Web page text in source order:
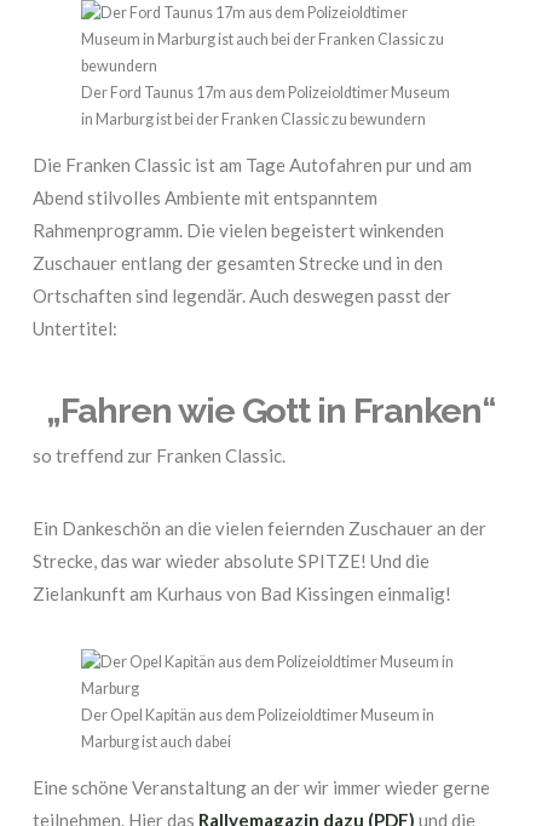
Der Ford Taunus 17m aus dem Polizeioldtimer Museum
in Marburg ist bei der Franken Classic zu bewundern
Die Franken Classic ist am Tage Autofahren pur und am
Abend stilvolles Ambiente mit entspanntem
Rahmenprogramm. Die vielen begeistert winkenden
Zuschauer entlang der gesamten Strecke und in den
Ortschaften sind legendär. Auch deswegen passt der
Untertitel:
„Fahren wie Gott in Franken“
so treffend zur Franken Classic.
Ein Dankeschön an die vielen feiernden Zuschauer an der
Strecke, das war wieder absolute SPITZE! Und die
Zielankunft am Kurhaus von Bad Kissingen einmalig!
Der Opel Kapitän aus dem Polizeioldtimer Museum in
Marburg ist auch dabei
Eine schöne Veranstaltung an der wir immer wieder gerne
teilnehmen. Hier das Rallyemagazin dazu (PDF) und die